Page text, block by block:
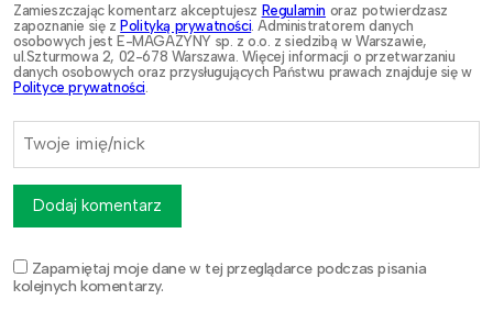
Zamieszczając komentarz akceptujesz Regulamin oraz potwierdzasz
zapoznanie się z Polityką prywatności . Administratorem danych
osobowych jest E-MAGAZYNY sp. z o.o. z siedzibą w Warszawie,
ul.Szturmowa 2, 02-678 Warszawa. Więcej informacji o przetwarzaniu
danych osobowych oraz przysługujących Państwu prawach znajduje się w
Polityce prywatności
Zapamiętaj moje dane w tej przeglądarce podczas pisania
kolejnych komentarzy.
Dodaj komentarz